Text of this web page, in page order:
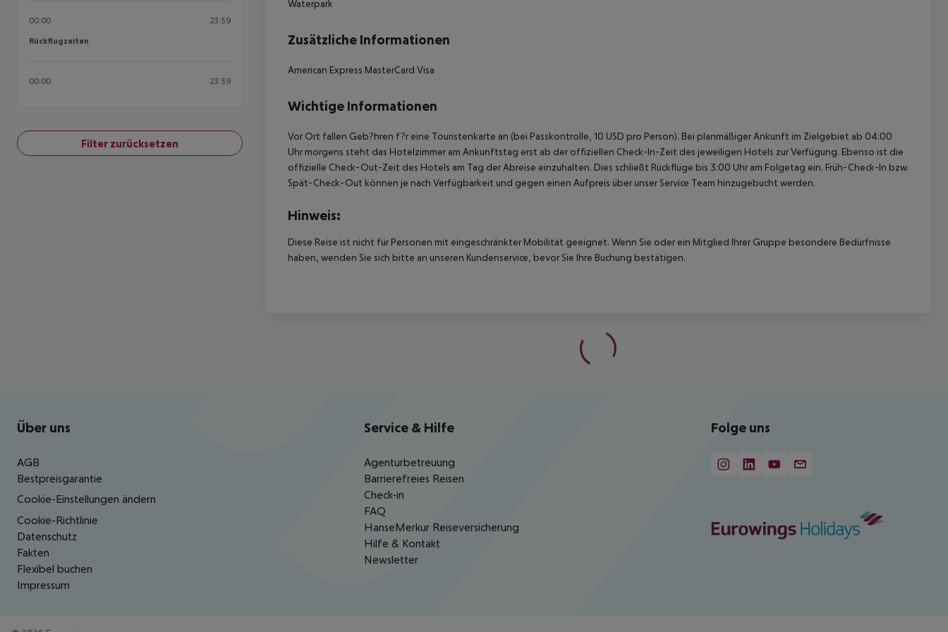
00:00 23:59
Rückflugzeiten
Rückflugzeiten
00:00 23:59
Filter zurücksetzen
Waterpark
Zusätzliche Informationen
American Express MasterCard Visa
Wichtige Informationen
Vor Ort fallen Geb?hren f?r eine Touristenkarte an (bei Passkontrolle, 10 USD pro Person). Bei planmäßiger Ankunft im Zielgebiet ab 04:00
Uhr morgens steht das Hotelzimmer am Ankunftstag erst ab der offiziellen Check-In-Zeit des jeweiligen Hotels zur Verfügung. Ebenso ist die
offizielle Check-Out-Zeit des Hotels am Tag der Abreise einzuhalten. Dies schließt Rückflüge bis 3:00 Uhr am Folgetag ein. Früh-Check-In bzw.
Spät-Check-Out können je nach Verfügbarkeit und gegen einen Aufpreis über unser Service Team hinzugebucht werden.
Hinweis:
Diese Reise ist nicht für Personen mit eingeschränkter Mobilität geeignet. Wenn Sie oder ein Mitglied Ihrer Gruppe besondere Bedürfnisse
haben, wenden Sie sich bitte an unseren Kundenservice, bevor Sie Ihre Buchung bestätigen.
Footer navigation
Über uns
AGB
Bestpreisgarantie
Cookie-Einstellungen ändern
Cookie-Richtlinie
Datenschutz
Fakten
Flexibel buchen
Impressum
Service & Hilfe
Agenturbetreuung
Barrierefreies Reisen
Check-in
FAQ
HanseMerkur Reiseversicherung
Hilfe & Kontakt
Newsletter
Folge uns